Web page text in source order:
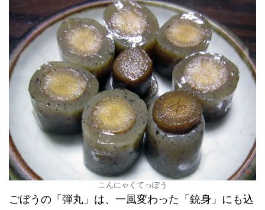
こんにゃくてっぽう
ごぼうの「弾丸」は、一風変わった「銃身」にも込